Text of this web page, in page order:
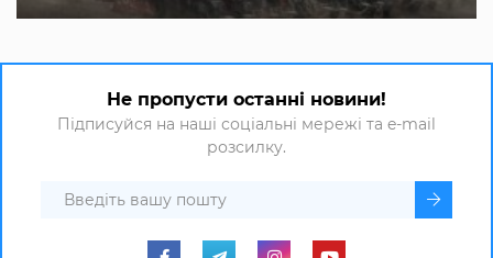
Не пропусти останні новини!
Підписуйся на наші соціальні мережі та e-mail
розсилку.